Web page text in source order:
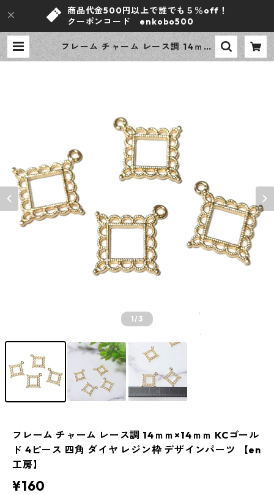
商品代金500円以上で誰でも５％off！
クーポンコード enkobo500
フレーム チャーム レース調 14ｍｍ
×14ｍｍ KCゴールド 4ピース 四角
1/3
フレーム チャーム レース調 14ｍｍ×14ｍｍ KCゴール
ド 4ピース 四角 ダイヤ レジン枠 デザインパーツ 【en
工房】
¥160